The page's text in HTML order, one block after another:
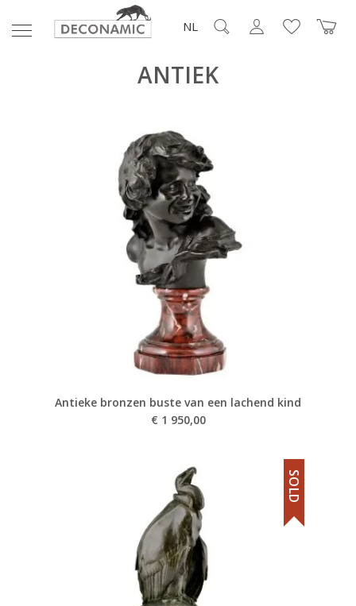
NL
ANTIEK
Antieke bronzen buste van een lachend kind
€ 1 950,00
SOLD